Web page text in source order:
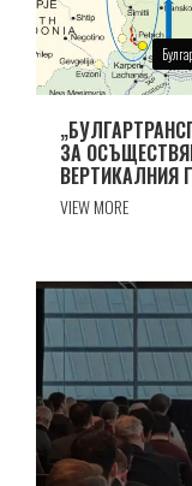
ЗА
ВЕРТИКАЛНИЯ
VIEW MORE